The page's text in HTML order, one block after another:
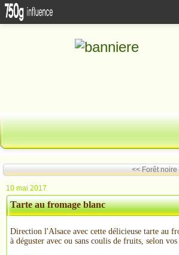
<< Forêt noire
10 mai 2017
Tarte au fromage blanc
Direction l'Alsace avec cette délicieuse tarte au
à déguster avec ou sans coulis de fruits, selon vos